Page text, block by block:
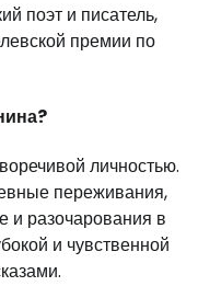
поэт и писатель,
премии по
личностью.
переживания,
и разочарования в
и чувственной